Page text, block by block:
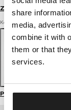
share
media,
combine it with
them or that
services.
Zaloguj się by
Kolor: grey harbour
Przewodnik po